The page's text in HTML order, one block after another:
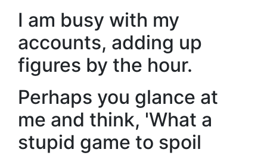
I am busy with my
accounts, adding up
figures by the hour.
Perhaps you glance at
me and think, 'What a
stupid game to spoil